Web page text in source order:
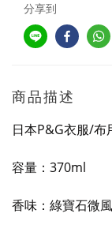
分享到
商品描述
日本P&G衣服/布
容量：370ml
香味：綠寶石微